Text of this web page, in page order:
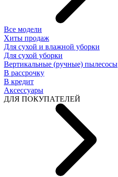
Все модели
Хиты продаж
Для сухой и влажной уборки
Для сухой уборки
Вертикальные (ручные) пылесосы
В рассрочку
В кредит
Аксессуары
ДЛЯ ПОКУПАТЕЛЕЙ